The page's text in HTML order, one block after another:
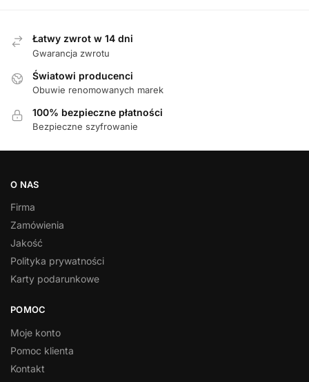
Łatwy zwrot w 14 dni
Gwarancja zwrotu
Światowi producenci
Obuwie renomowanych marek
100% bezpieczne płatności
Bezpieczne szyfrowanie
O NAS
Firma
Zamówienia
Jakość
Polityka prywatności
Karty podarunkowe
POMOC
Moje konto
Pomoc klienta
Kontakt